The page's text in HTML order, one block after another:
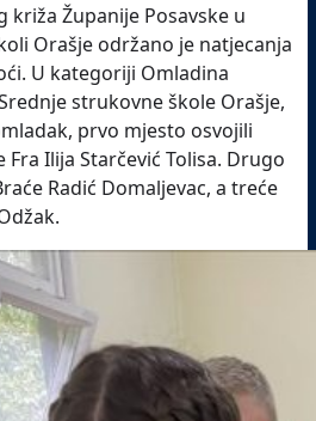
križa Županije Posavske u
Orašje održano je natjecanja
U kategoriji Omladina
strukovne škole Orašje,
prvo mjesto osvojili
Ilija Starčević Tolisa. Drugo
Radić Domaljevac, a treće